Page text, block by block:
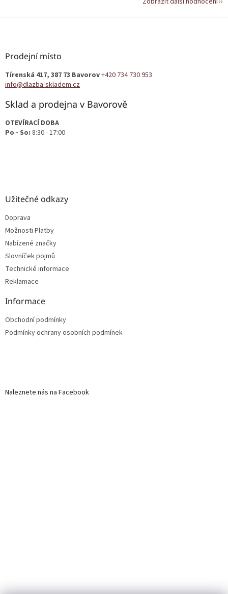
Z
Prodejní místo
Tírenská 417, 387 73 Bavorov+420 734 730 953
info@dlazba-skladem.cz
Sklad a prodejna v Bavorově
OTEVÍRACÍ DOBA
Po - So: 8:30 - 17:00
Užitečné odkazy
Doprava
Možnosti Platby
Nabízené značky
Slovníček pojmů
Technické informace
Reklamace
Informace
Obchodní podmínky
Podmínky ochrany osobních podmínek
Naleznete nás na Facebook